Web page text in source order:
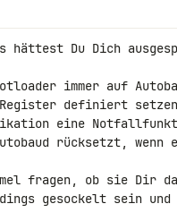
hättest Du Dich
immer auf
definiert
eine
rücksetzt,
fragen, ob sie Dir
gesockelt sein